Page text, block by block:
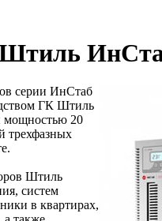
Штиль
серии ИнСтаб
ГК Штиль
мощностью 20
трехфазных
Штиль
систем
в квартирах,